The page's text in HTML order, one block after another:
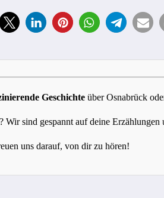
Geschichte über Osnabrück
Wir sind gespannt auf deine
uns darauf, von dir zu hören!